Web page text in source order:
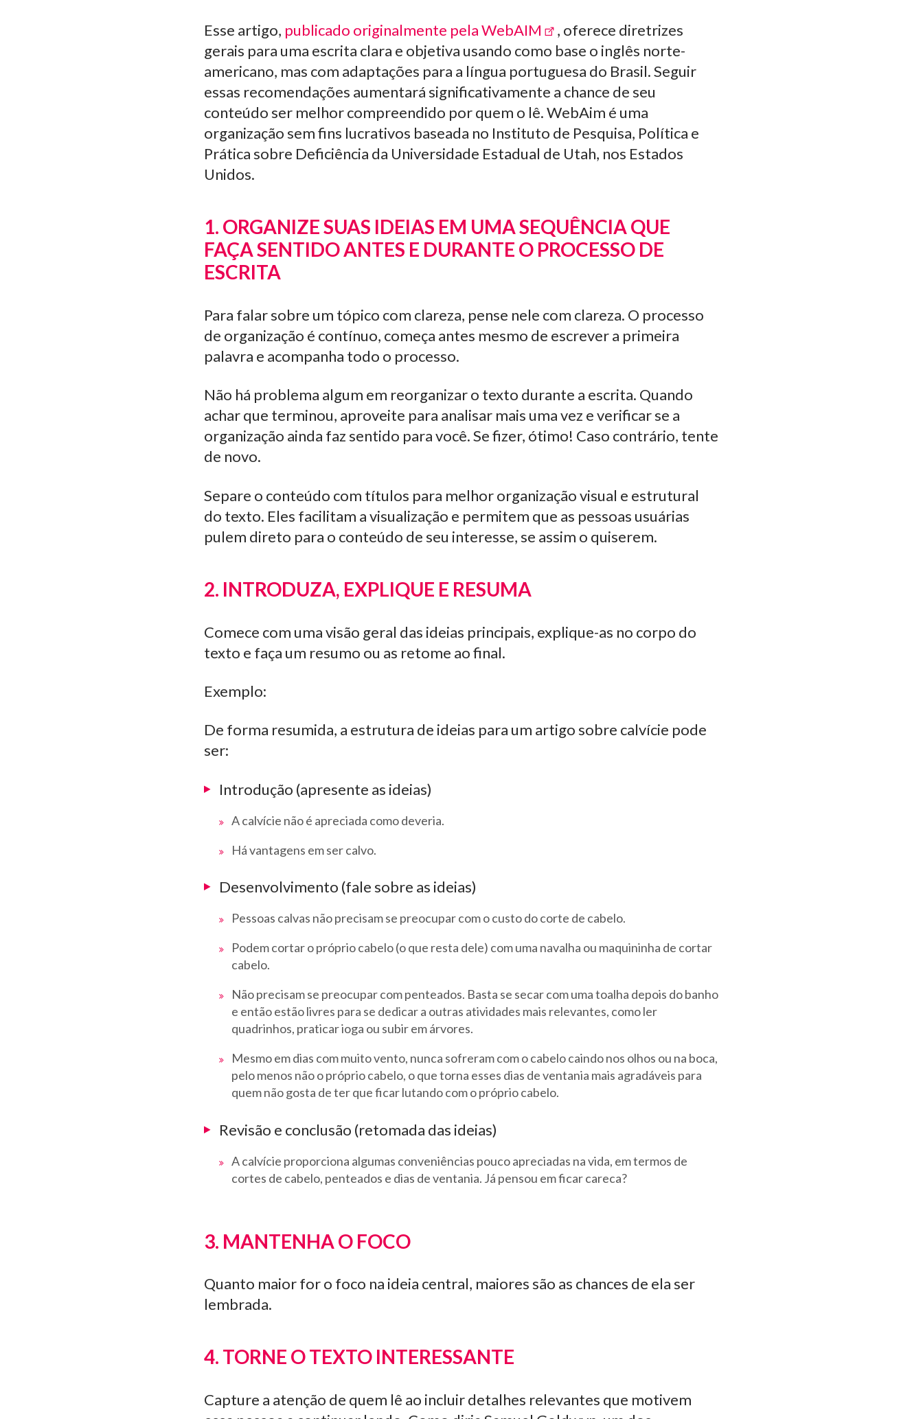
Esse artigo, publicado originalmente pela WebAIM
, oferece diretrizes
gerais para uma escrita clara e objetiva usando como base o inglês norte-
americano, mas com adaptações para a língua portuguesa do Brasil. Seguir
essas recomendações aumentará significativamente a chance de seu
conteúdo ser melhor compreendido por quem o lê. WebAim é uma
organização sem fins lucrativos baseada no Instituto de Pesquisa, Política e
Prática sobre Deficiência da Universidade Estadual de Utah, nos Estados
Unidos.
1. ORGANIZE SUAS IDEIAS EM UMA SEQUÊNCIA QUE
FAÇA SENTIDO ANTES E DURANTE O PROCESSO DE
ESCRITA
Para falar sobre um tópico com clareza, pense nele com clareza. O processo
de organização é contínuo, começa antes mesmo de escrever a primeira
palavra e acompanha todo o processo.
Não há problema algum em reorganizar o texto durante a escrita. Quando
achar que terminou, aproveite para analisar mais uma vez e verificar se a
organização ainda faz sentido para você. Se fizer, ótimo! Caso contrário, tente
de novo.
Separe o conteúdo com títulos para melhor organização visual e estrutural
do texto. Eles facilitam a visualização e permitem que as pessoas usuárias
pulem direto para o conteúdo de seu interesse, se assim o quiserem.
2. INTRODUZA, EXPLIQUE E RESUMA
Comece com uma visão geral das ideias principais, explique-as no corpo do
texto e faça um resumo ou as retome ao final.
Exemplo:
De forma resumida, a estrutura de ideias para um artigo sobre calvície pode
ser:
Introdução (apresente as ideias)
A calvície não é apreciada como deveria.
Há vantagens em ser calvo.
Desenvolvimento (fale sobre as ideias)
Pessoas calvas não precisam se preocupar com o custo do corte de cabelo.
Podem cortar o próprio cabelo (o que resta dele) com uma navalha ou maquininha de cortar
cabelo.
Não precisam se preocupar com penteados. Basta se secar com uma toalha depois do banho
e então estão livres para se dedicar a outras atividades mais relevantes, como ler
quadrinhos, praticar ioga ou subir em árvores.
Mesmo em dias com muito vento, nunca sofreram com o cabelo caindo nos olhos ou na boca,
pelo menos não o próprio cabelo, o que torna esses dias de ventania mais agradáveis para
quem não gosta de ter que ficar lutando com o próprio cabelo.
Revisão e conclusão (retomada das ideias)
A calvície proporciona algumas conveniências pouco apreciadas na vida, em termos de
cortes de cabelo, penteados e dias de ventania. Já pensou em ficar careca?
3. MANTENHA O FOCO
Quanto maior for o foco na ideia central, maiores são as chances de ela ser
lembrada.
4. TORNE O TEXTO INTERESSANTE
Capture a atenção de quem lê ao incluir detalhes relevantes que motivem